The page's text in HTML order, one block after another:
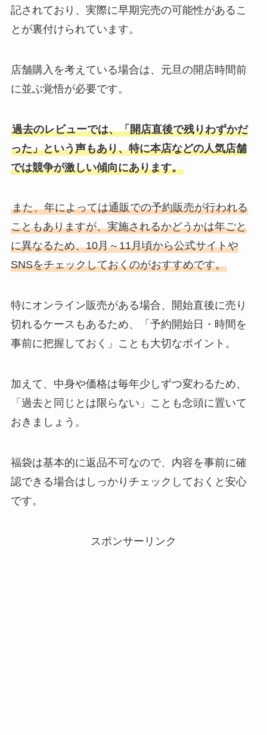
記されており、実際に早期完売の可能性があるこ
とが裏付けられています。
店舗購入を考えている場合は、元旦の開店時間前
に並ぶ覚悟が必要です。
過去のレビューでは、「開店直後で残りわずかだ
った」という声もあり、特に本店などの人気店舗
では競争が激しい傾向にあります。
また、年によっては通販での予約販売が行われる
こともありますが、実施されるかどうかは年ごと
に異なるため、10月～11月頃から公式サイトや
SNSをチェックしておくのがおすすめです。
特にオンライン販売がある場合、開始直後に売り
切れるケースもあるため、「予約開始日・時間を
事前に把握しておく」ことも大切なポイント。
加えて、中身や価格は毎年少しずつ変わるため、
「過去と同じとは限らない」ことも念頭に置いて
おきましょう。
福袋は基本的に返品不可なので、内容を事前に確
認できる場合はしっかりチェックしておくと安心
です。
スポンサーリンク